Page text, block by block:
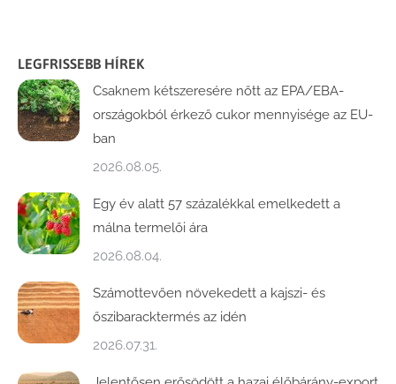
LEGFRISSEBB HÍREK
Csaknem kétszeresére nőtt az EPA/EBA-
országokból érkező cukor mennyisége az EU-
ban
2026.08.05.
Egy év alatt 57 százalékkal emelkedett a
málna termelői ára
2026.08.04.
Számottevően növekedett a kajszi- és
őszibaracktermés az idén
2026.07.31.